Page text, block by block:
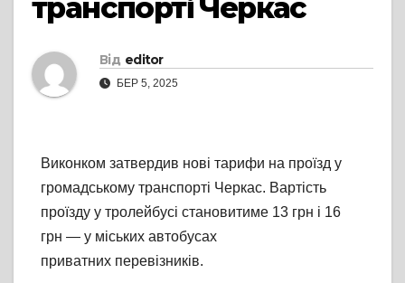
транспорті Черкас
Від editor
БЕР 5, 2025
Виконком затвердив нові тарифи на проїзд у
громадському транспорті Черкас. Вартість
проїзду у тролейбусі становитиме 13 грн і 16
грн — у міських автобусах
приватних перевізників.